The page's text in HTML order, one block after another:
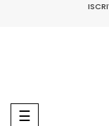
navigazione
☰